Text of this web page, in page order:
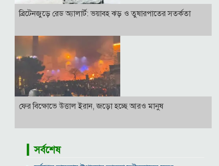
ব্রিটেনজুড়ে রেড অ্যালার্ট: ভয়াবহ ঝড় ও তুষারপাতের সতর্কতা
ফের বিক্ষোভে উত্তাল ইরান, জড়ো হচ্ছে আরও মানুষ
▎সর্বশেষ